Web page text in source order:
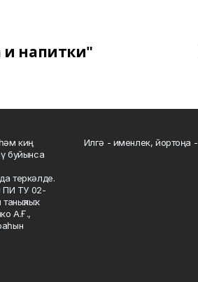
и напитки"
киң
буйынса
теркәлде.
ПИ ТУ 02-
А.Ғ.,
Илгә - именлек, йортоңа -